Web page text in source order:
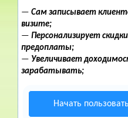
— Сам записывает
визите;
— Персонализирует
предоплаты;
— Увеличивает
зарабатывать;
Начать